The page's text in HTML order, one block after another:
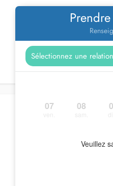
07 08
Veuillez